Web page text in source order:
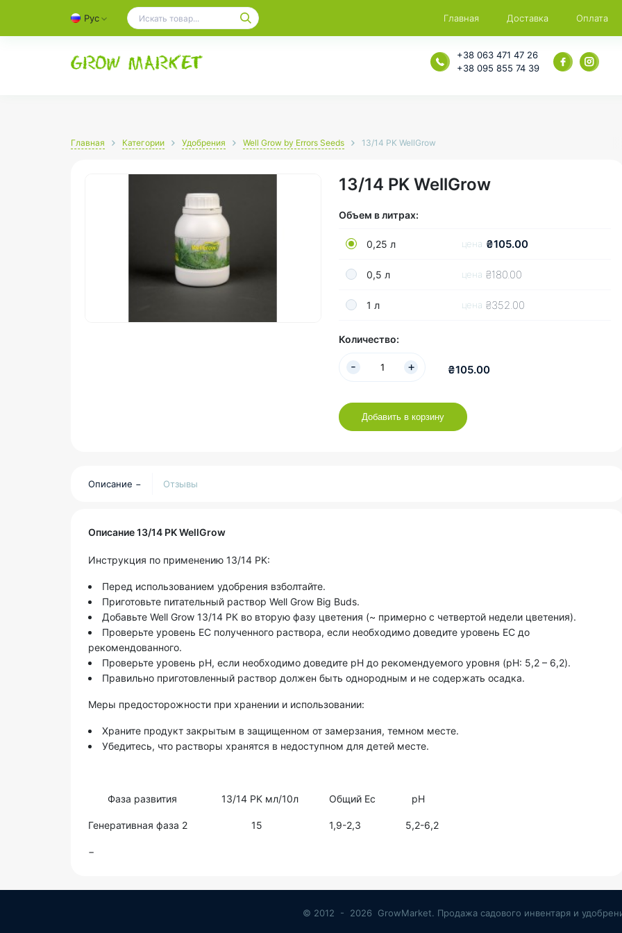
Рус Главная Доставка Оплата
+38 063 471 47 26
+38 095 855 74 39
Главная Категории Удобрения Well Grow by Errors Seeds 13/14 PK WellGrow
13/14 PK WellGrow
Объем в литрах:
0,25 л цена ₴105.00
0,5 л цена ₴180.00
1 л цена ₴352.00
Количество:
₴105.00
Добавить в корзину
Описание Отзывы
Описание 13/14 PK WellGrow
Инструкция по применению 13/14 PK:
Перед использованием удобрения взболтайте.
Приготовьте питательный раствор Well Grow Big Buds.
Добавьте Well Grow 13/14 РК во вторую фазу цветения (~ примерно с четвертой недели цветения).
Проверьте уровень ЕС полученного раствора, если необходимо доведите уровень ЕС до
рекомендованного.
Проверьте уровень pH, если необходимо доведите pH до рекомендуемого уровня (pH: 5,2 – 6,2).
Правильно приготовленный раствор должен быть однородным и не содержать осадка.
Меры предосторожности при хранении и использовании:
Храните продукт закрытым в защищенном от замерзания, темном месте.
Убедитесь, что растворы хранятся в недоступном для детей месте.
Фаза развития 13/14 PK мл/10л Общий Ec pH
Генеративная фаза 2 15 1,9-2,3 5,2-6,2
© 2012 - 2026 GrowMarket. Продажа садового инвентаря и